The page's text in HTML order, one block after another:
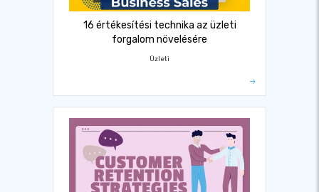
16 értékesítési technika az üzleti
forgalom növelésére
Üzleti